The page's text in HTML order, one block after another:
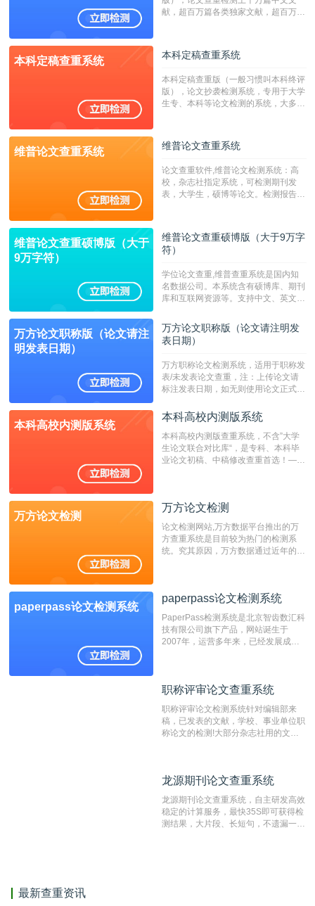
献，超百万篇各类独家文献，超百万港
校用来检测硕博论文的系统，检测范围
广，数据来源真实，检测算法合理!本
字符数30万）
本科定稿查重系统 本科定稿查重系统
本科定稿查重版（一般习惯叫本科终评
版），论文抄袭检测系统，专用于大学
生专、本科等论文检测的系统，大多数
维普论文查重系统 维普论文查重系统
论文查重软件,维普论文检测系统：高
校，杂志社指定系统，可检测期刊发
表，大学生，硕博等论文。检测报告支
维普论文查重硕博版（大于
9万字符）
维普论文查重硕博版（大于9万字
符）
学位论文查重,维普查重系统是国内知
名数据公司。本系统含有硕博库、期刊
库和互联网资源等。支持中文、英文、
定院校！！！
万方论文职称版（论文请注
明发表日期）
万方论文职称版（论文请注明发
表日期）
万方职称论文检测系统，适用于职称发
表/未发表论文查重，注：上传论文请
标注发表日期，如无则使用论文正式发
成时间作为发表日期。
本科高校内测版系统
本科高校内测版系统
本科高校内测版查重系统，不含”大学
生论文联合对比库“，是专科、本科毕
业论文初稿、中稿修改查重首选！——
万方论文检测
万方论文检测
论文检测网站,万方数据平台推出的万
方查重系统是目前较为热门的检测系
统。究其原因，万方数据通过近年的发
非。其次，相对于知网而言，万方检测
重的推荐系统。
paperpass论文检测系统
paperpass论文检测系统
PaperPass检测系统是北京智齿数汇科
技有限公司旗下产品，网站诞生于
2007年，运营多年来，已经发展成为
检测速度快、精度高，市场反映良好。
职称评审论文查重系统
职称评审论文检测系统针对编辑部来
稿，已发表的文献，学校、事业单位职
称论文的检测!大部分杂志社用的文献
编辑部检测来稿和已发表的文献,检测
测时注意填写第一作者,才能排除已发
表文献复制比。（限制字符数1万）
龙源期刊论文查重系统
龙源期刊论文查重系统，自主研发高效
稳定的计算服务，最快35S即可获得检
测结果，大片段、长短句，不遗漏一处
最新查重资讯